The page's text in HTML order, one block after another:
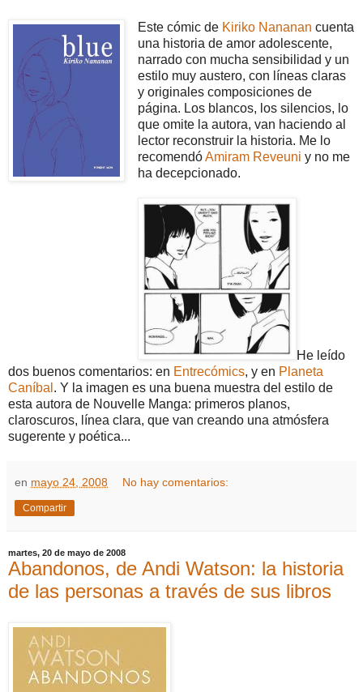
Este cómic de Kiriko Nananan cuenta
una historia de amor adolescente,
narrado con mucha sensibilidad y un
estilo muy austero, con líneas claras
y originales composiciones de
página. Los blancos, los silencios, lo
que omite la autora, van haciendo al
lector reconstruir la historia. Me lo
recomendóAmiram Reveuni y no me
ha decepcionado.
He leído
dos buenos comentarios: en Entrecómics, y en Planeta
Caníbal . Y la imagen es una buena muestra del estilo de
esta autora de Nouvelle Manga: primeros planos,
claroscuros, línea clara, que van creando una atmósfera
sugerente y poética...
en mayo 24, 2008 No hay comentarios:
Compartir
martes, 20 de mayo de 2008
Abandonos, de Andi Watson: la historia
de las personas a través de sus libros